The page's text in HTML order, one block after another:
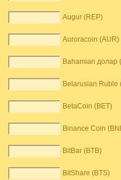
Augur (REP)
Auroracoin (AUR)
Bahamian долар
Belarusian Ruble
BetaCoin (BET)
Binance Coin
BitBar (BTB)
BitShare (BTS)